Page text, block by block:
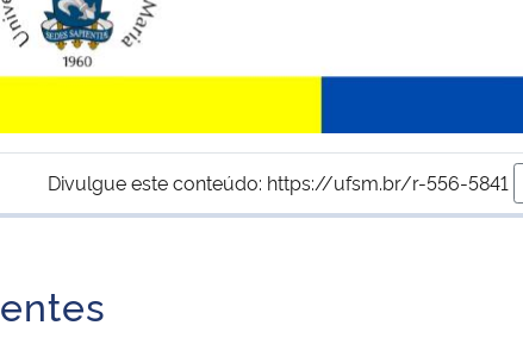
Divulgue este conteúdo: https://ufsm.br/r-556-5841